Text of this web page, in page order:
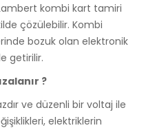
kombi kart tamiri
çözülebilir. Kombi
bozuk olan elektronik
getirilir.
?
ve düzenli bir voltaj ile
elektriklerin